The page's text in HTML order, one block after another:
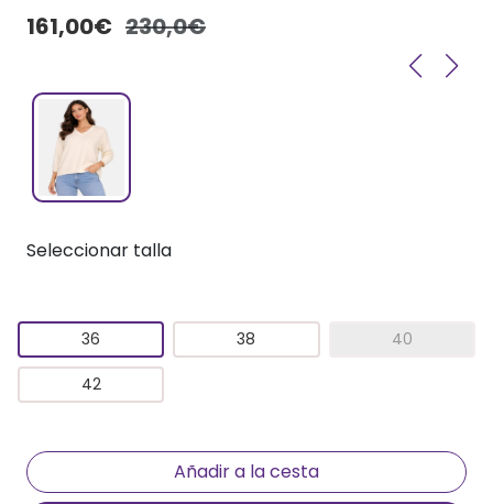
161,00€ 230,0€
Seleccionar talla
36 38 40
42